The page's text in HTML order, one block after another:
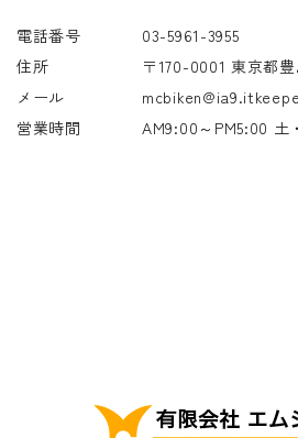
電話番号
03-5961-3955
住所
〒170-0001 東京都
メール
営業時間
AM9:00～PM5:00 土